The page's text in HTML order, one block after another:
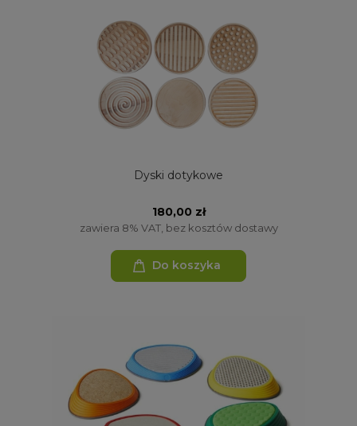
Dyski dotykowe
180,00 zł
zawiera 8% VAT, bez kosztów dostawy
Do koszyka